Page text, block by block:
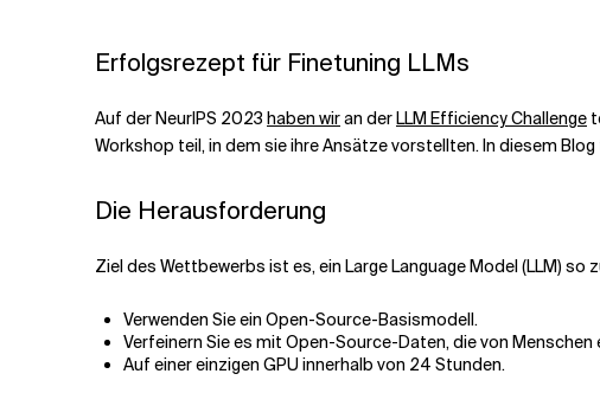
Verwandte Themen
Erfolgsrezept für Finetuning LLMs
Auf der NeurIPS 2023 haben wiran derLLM Efficiency Challenge
Workshop teil, in dem sie ihre Ansätze vorstellten. In diesem
Die Herausforderung
Ziel des Wettbewerbs ist es, ein Large Language Model (LLM)
Verwenden Sie ein Open-Source-Basismodell.
Verfeinern Sie es mit Open-Source-Daten, die von
Auf einer einzigen GPU innerhalb von 24 Stunden.